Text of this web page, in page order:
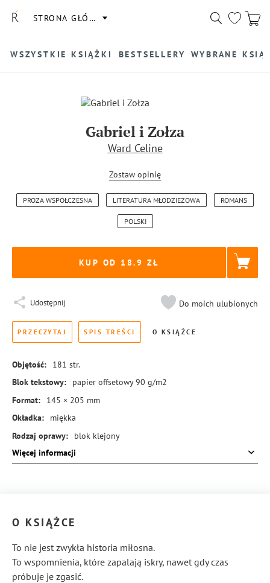
STRONA GŁÓWNA
WSZYSTKIE KSIĄŻKI BESTSELLERY WYBRANE
Gabriel i Zołza
Ward Celine
Zostaw opinię
PROZA WSPÓŁCZESNA LITERATURA MŁODZIEŻOWA ROMANS
POLSKI
KUP OD 18.9
Udostępnij Do moich ulubionych
PRZECZYTAJ SPIS TREŚCI O KSIĄŻCE
Objętość: 181 str.
Blok tekstowy:
papier offsetowy 90 g/m2
Format:
145 × 205 mm
Okładka:
miękka
Rodzaj oprawy:
blok klejony
ISBN:
978-83-8431-542-2
Więcej informacji
O KSIĄŻCE
To nie jest zwykła historia miłosna.
To wspomnienia, które zapalają iskry, nawet gdy czas
próbuje je zgasić.